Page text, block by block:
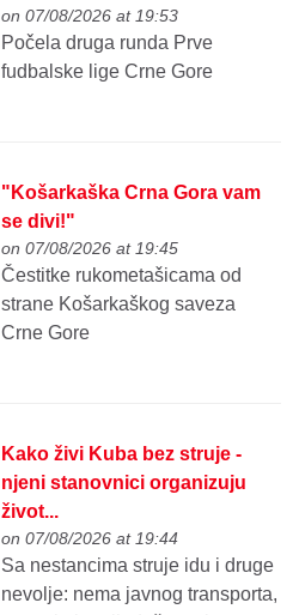
on 07/08/2026 at 19:53
Počela druga runda Prve
fudbalske lige Crne Gore
"Košarkaška Crna Gora vam
se divi!"
on 07/08/2026 at 19:45
Čestitke rukometašicama od
strane Košarkaškog saveza
Crne Gore
Kako živi Kuba bez struje -
njeni stanovnici organizuju
život...
on 07/08/2026 at 19:44
Sa nestancima struje idu i druge
nevolje: nema javnog transporta,